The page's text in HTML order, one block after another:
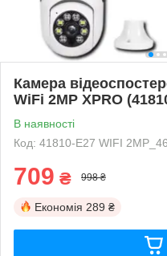
Камера
WiFi 2MP XPRO
В наявності
Код: 41810-E27 WIFI
709 ₴ 998 ₴
Економія 289 ₴